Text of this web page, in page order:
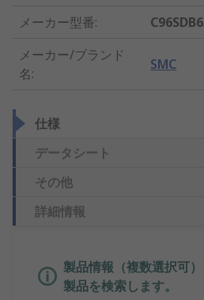
メーカー型番:
メーカー/ブランド
名:
SMC
仕様
データシート
その他
詳細情報
製品情報（複数選択可
製品を検索します。